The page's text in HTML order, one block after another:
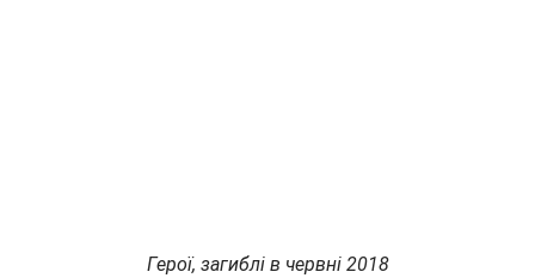
Герої, загиблі в червні 2018